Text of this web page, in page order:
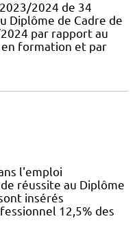
2023/2024 de 34
Diplôme de Cadre de
par rapport au
formation et par
l'emploi
réussite au Diplôme
insérés
12,5% des